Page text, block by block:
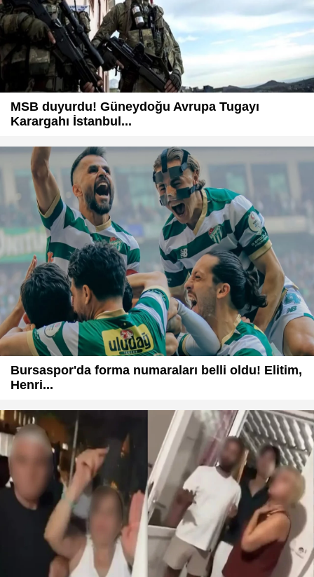
MSB duyurdu! Güneydoğu Avrupa Tugayı
Karargahı İstanbul...
Bursaspor'da forma numaraları belli oldu! Elitim,
Henri...